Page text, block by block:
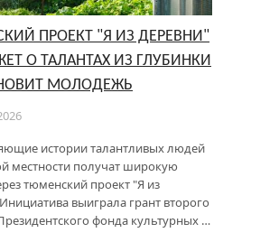
ПРОЕКТ "Я ИЗ ДЕРЕВНИ"
О ТАЛАНТАХ ИЗ ГЛУБИНКИ
МОЛОДЕЖЬ
истории талантливых людей
местности получат широкую
тюменский проект "Я из
выиграла грант второго
фонда культурных …